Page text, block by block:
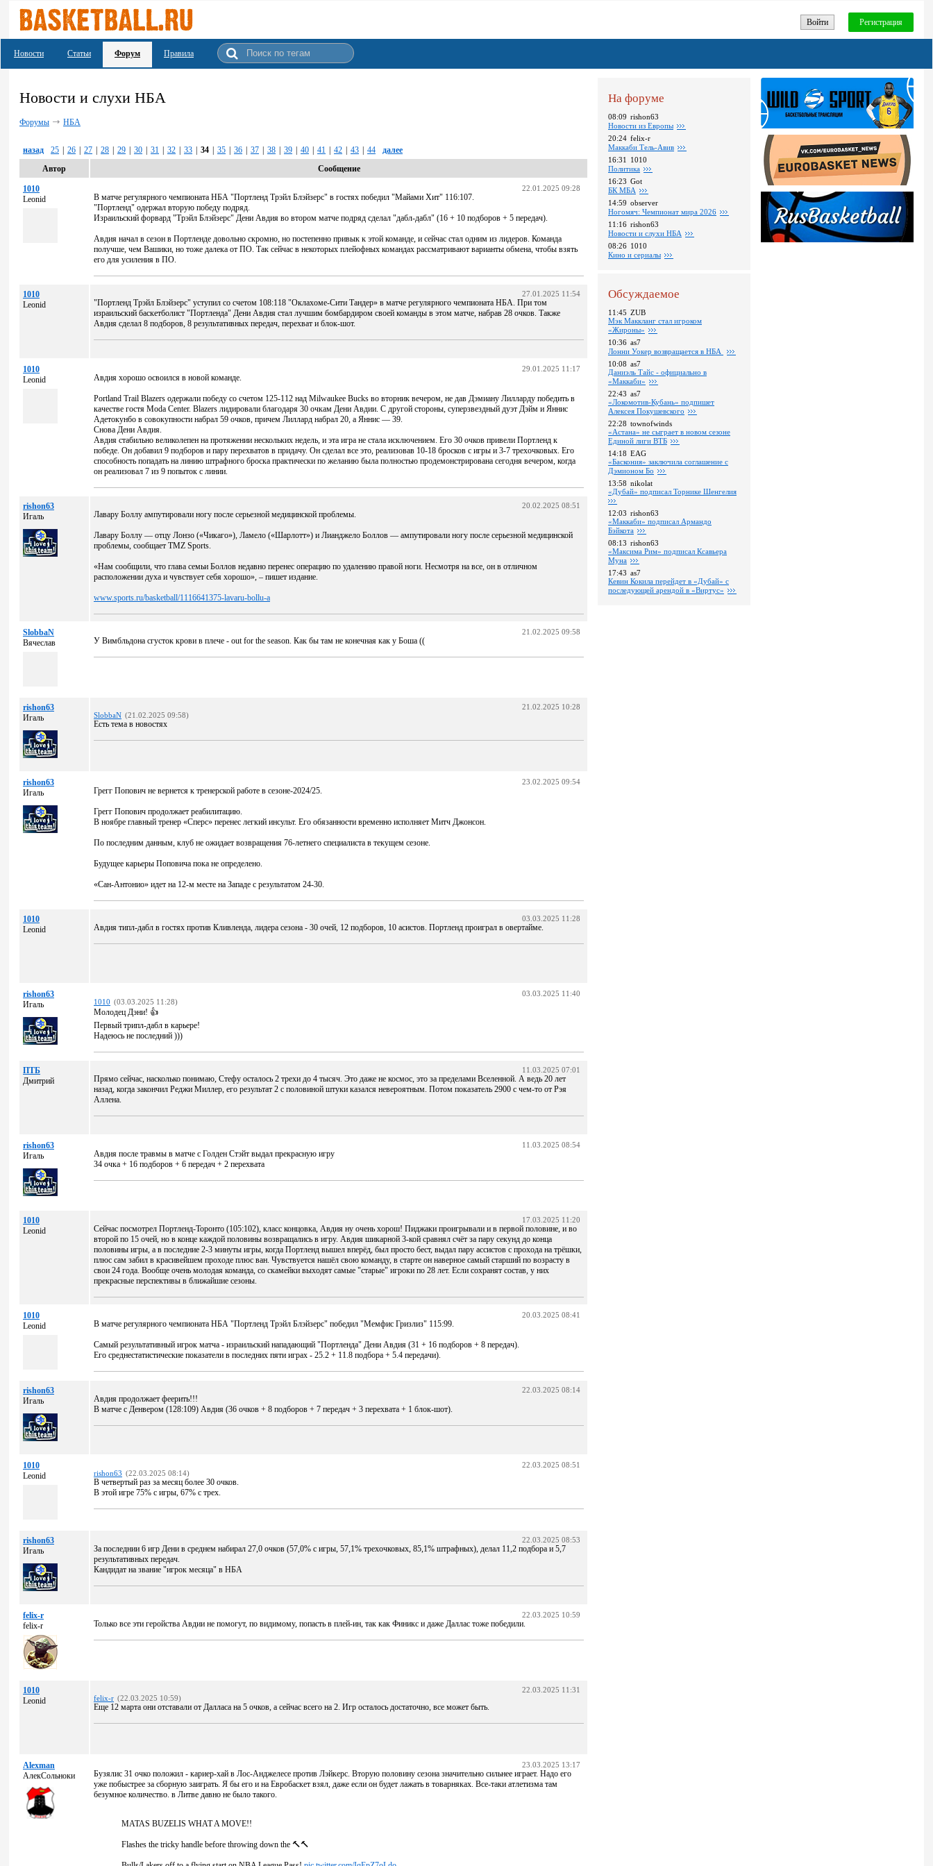
Войти Регистрация
Новости Статьи Форум Правила
Новости и слухи НБА
Форумы НБА
назад 25 26 27 28 29 30 31 32 33 34 35 36 37 38 39 40 41 42 43 44
далее
Автор
Сообщение
1010
Leonid
22.01.2025 09:28
В матче регулярного чемпионата НБА "Портленд Трэйл Блэйзерс" в гостях победил "Майами Хит" 116:107.
"Портленд" одержал вторую победу подряд.
Израильский форвард "Трэйл Блэйзерс" Дени Авдия во втором матче подряд сделал "дабл-дабл" (16 + 10 подборов + 5 передач).
Авдия начал в сезон в Портленде довольно скромно, но постепенно привык к этой команде, и сейчас стал одним из лидеров. Команда
получше, чем Вашики, но тоже далека от ПО. Так сейчас в некоторых плейофных командах рассматривают варианты обмена, чтобы взять
его для усиления в ПО.
1010
Leonid
27.01.2025 11:54
"Портленд Трэйл Блэйзерс" уступил со счетом 108:118 "Оклахоме-Сити Тандер» в матче регулярного чемпионата НБА. При том
израильский баскетболист "Портленда" Дени Авдия стал лучшим бомбардиром своей команды в этом матче, набрав 28 очков. Также
Авдия сделал 8 подборов, 8 результативных передач, перехват и блок-шот.
1010
Leonid
29.01.2025 11:17
Авдия хорошо освоился в новой команде.
Portland Trail Blazers одержали победу со счетом 125-112 над Milwaukee Bucks во вторник вечером, не дав Дэмиану Лилларду победить в
качестве гостя Moda Center. Blazers лидировали благодаря 30 очкам Дени Авдии. С другой стороны, суперзвездный дуэт Дэйм и Яннис
Адетокунбо в совокупности набрал 59 очков, причем Лиллард набрал 20, а Яннис — 39.
Снова Дени Авдия.
Авдия стабильно великолепен на протяжении нескольких недель, и эта игра не стала исключением. Его 30 очков привели Портленд к
победе. Он добавил 9 подборов и пару перехватов в придачу. Он сделал все это, реализовав 10-18 бросков с игры и 3-7 трехочковых. Его
способность попадать на линию штрафного броска практически по желанию была полностью продемонстрирована сегодня вечером, когда
он реализовал 7 из 9 попыток с линии.
rishon63
Игаль
20.02.2025 08:51
Лавару Боллу ампутировали ногу после серьезной медицинской проблемы.
Лавару Боллу — отцу Лонзо («Чикаго»), Ламело («Шарлотт») и Лианджело Боллов — ампутировали ногу после серьезной медицинской
проблемы, сообщает TMZ Sports.
«Нам сообщили, что глава семьи Боллов недавно перенес операцию по удалению правой ноги. Несмотря на все, он в отличном
расположении духа и чувствует себя хорошо», – пишет издание.
www.sports.ru/basketball/1116641375-lavaru-bollu-a
SlobbaN
Вячеслав
21.02.2025 09:58
У Вимбльдона сгусток крови в плече - out for the season. Как бы там не конечная как у Боша ((
rishon63
Игаль
21.02.2025 10:28
SlobbaN (21.02.2025 09:58)
Есть тема в новостях
rishon63
Игаль
23.02.2025 09:54
Грегг Попович не вернется к тренерской работе в сезоне-2024/25.
Грегг Попович продолжает реабилитацию.
В ноябре главный тренер «Сперс» перенес легкий инсульт. Его обязанности временно исполняет Митч Джонсон.
По последним данным, клуб не ожидает возвращения 76-летнего специалиста в текущем сезоне.
Будущее карьеры Поповича пока не определено.
«Сан-Антонио» идет на 12-м месте на Западе с результатом 24-30.
1010
Leonid
03.03.2025 11:28
Авдия типл-дабл в гостях против Кливленда, лидера сезона - 30 очей, 12 подборов, 10 асистов. Портленд проиграл в овертайме.
rishon63
Игаль
03.03.2025 11:40
1010 (03.03.2025 11:28)
Молодец Дэни! 👍
Первый трипл-дабл в карьере!
Надеюсь не последний )))
ПТБ
Дмитрий
11.03.2025 07:01
Прямо сейчас, насколько понимаю, Стефу осталось 2 трехи до 4 тысяч. Это даже не космос, это за пределами Вселенной. А ведь 20 лет
назад, когда закончил Реджи Миллер, его результат 2 с половиной штуки казался невероятным. Потом показатель 2900 с чем-то от Рэя
Аллена.
rishon63
Игаль
11.03.2025 08:54
Авдия после травмы в матче с Голден Стэйт выдал прекрасную игру
34 очка + 16 подборов + 6 передач + 2 перехвата
1010
Leonid
17.03.2025 11:20
Сейчас посмотрел Портленд-Торонто (105:102), класс концовка, Авдия ну очень хорош! Пиджаки проигрывали и в первой половине, и во
второй по 15 очей, но в конце каждой половины возвращались в игру. Авдия шикарной 3-кой сравнял счёт за пару секунд до конца
половины игры, а в последние 2-3 минуты игры, когда Портленд вышел вперёд, был просто бест, выдал пару ассистов с прохода на трёшки,
плюс сам забил в красивейшем проходе плюс ван. Чувствуется нашёл свою команду, в старте он наверное самый старший по возрасту в
свои 24 года. Вообще очень молодая команда, со скамейки выходят самые "старые" игроки по 28 лет. Если сохранят состав, у них
прекрасные перспективы в ближайшие сезоны.
1010
Leonid
20.03.2025 08:41
В матче регулярного чемпионата НБА "Портленд Трэйл Блэйзерс" победил "Мемфис Гризлиз" 115:99.
Самый результативный игрок матча - израильский нападающий "Портленда" Дени Авдия (31 + 16 подборов + 8 передач).
Его среднестатистические показатели в последних пяти играх - 25.2 + 11.8 подбора + 5.4 передачи).
rishon63
Игаль
22.03.2025 08:14
Авдия продолжает феерить!!!
В матче с Денвером (128:109) Авдия (36 очков + 8 подборов + 7 передач + 3 перехвата + 1 блок-шот).
1010
Leonid
22.03.2025 08:51
rishon63 (22.03.2025 08:14)
В четвертый раз за месяц более 30 очков.
В этой игре 75% с игры, 67% с трех.
rishon63
Игаль
22.03.2025 08:53
За последнии 6 игр Дени в среднем набирал 27,0 очков (57,0% с игры, 57,1% трехочковых, 85,1% штрафных), делал 11,2 подбора и 5,7
результативных передач.
Кандидат на звание "игрок месяца" в НБА
felix-r
felix-r
22.03.2025 10:59
Только все эти геройства Авдии не помогут, по видимому, попасть в плей-ин, так как Финикс и даже Даллас тоже победили.
1010
Leonid
22.03.2025 11:31
felix-r (22.03.2025 10:59)
Еще 12 марта они отставали от Далласа на 5 очков, а сейчас всего на 2. Игр осталось достаточно, все может быть.
Alexman
АлекСольноки
23.03.2025 13:17
Бузялис 31 очко положил - кариер-хай в Лос-Анджелесе против Лэйкерс. Вторую половину сезона значительно сильнее играет. Надо его
уже побыстрее за сборную заиграть. Я бы его и на Евробаскет взял, даже если он будет лажать в товарняках. Все-таки атлетизма там
безумное количество. в Литве давно не было такого.
MATAS BUZELIS WHAT A MOVE!!
Flashes the tricky handle before throwing down the 🔨🔨
На форуме
08:09 rishon63
Новости из Европы
20:24 felix-r
Маккаби Тель-Авив
16:31
1010
Политика
16:23 Got
БК МБА
14:59 observer
Ногомяч: Чемпионат мира 2026
11:16 rishon63
Новости и слухи НБА
08:26 1010
Кино и сериалы
Обсуждаемое
11:45 ZUB
Мэк Маккланг стал игроком
«Жироны»
10:36 as7
Лонни Уокер возвращается в НБА
10:08 as7
Даниэль Тайс - официально в
«Маккаби»
22:43 as7
«Локомотив-Кубань» подпишет
Алексея Покушевского
22:28 townofwinds
«Астана» не сыграет в новом сезоне
Единой лиги ВТБ
14:18 EAG
«Баскония» заключила соглашение с
Дэмионом Бо
13:58 nikolat
«Дубай» подписал Торнике Шенгелия
12:03 rishon63
«Маккаби» подписал Армандо
Бэйкота
08:13 rishon63
«Максима Рим» подписал Ксавьера
Муна
17:43 as7
Кевин Кокила перейдет в «Дубай» с
последующей арендой в «Виртус»